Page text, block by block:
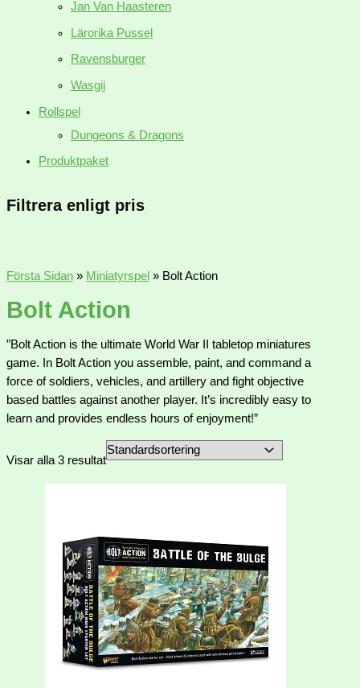
Jan Van Haasteren
Lärorika Pussel
Ravensburger
Wasgij
Rollspel
Dungeons & Dragons
Produktpaket
Filtrera enligt pris
Första Sidan » Miniatyrspel » Bolt Action
Bolt Action
”Bolt Action is the ultimate World War II tabletop miniatures
game. In Bolt Action you assemble, paint, and command a
force of soldiers, vehicles, and artillery and fight objective
based battles against another player. It’s incredibly easy to
learn and provides endless hours of enjoyment!”
Visar alla 3 resultat